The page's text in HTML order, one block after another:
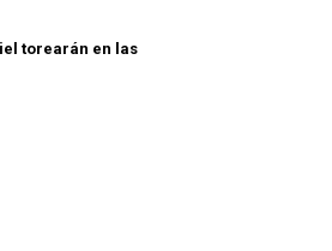
torearán en las